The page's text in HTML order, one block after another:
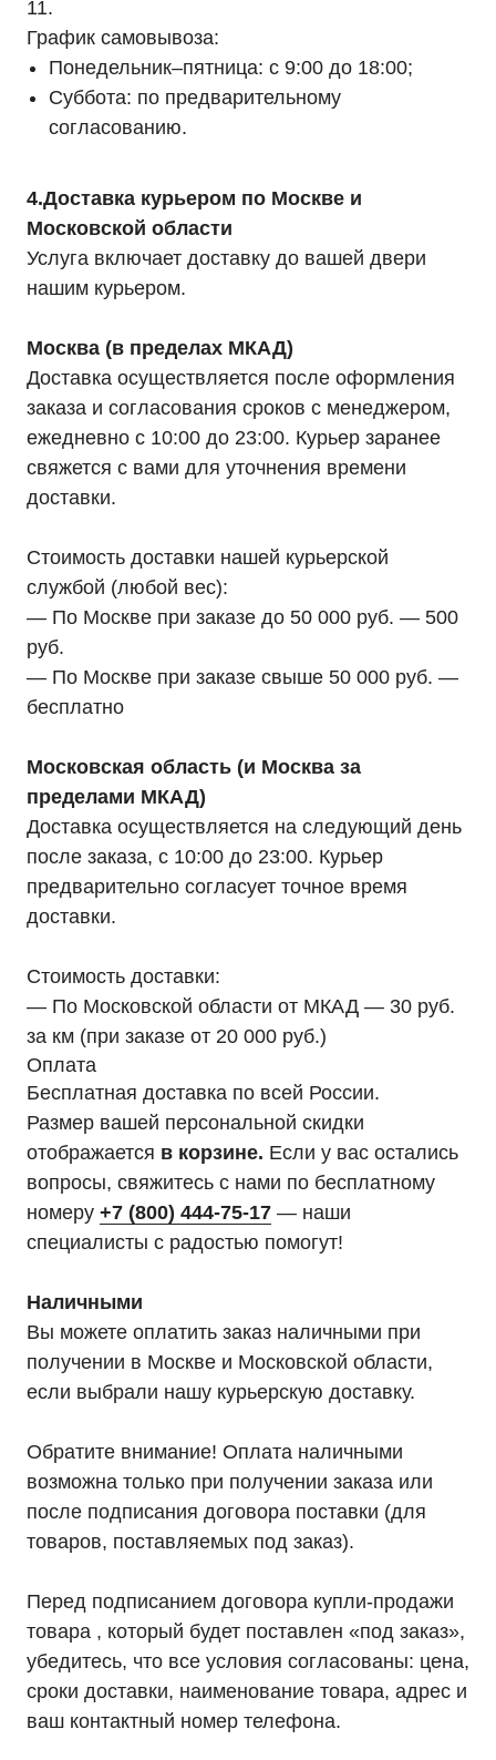
11.
График самовывоза:
Понедельник–пятница: с 9:00 до 18:00;
Суббота: по предварительному
согласованию.
4.Доставка курьером по Москве и
Московской области
Услуга включает доставку до вашей двери
нашим курьером.
Москва (в пределах МКАД)
Доставка осуществляется после оформления
заказа и согласования сроков с менеджером,
ежедневно с 10:00 до 23:00. Курьер заранее
свяжется с вами для уточнения времени
доставки.
Стоимость доставки нашей курьерской
службой (любой вес):
— По Москве при заказе до 50 000 руб. — 500
руб.
— По Москве при заказе свыше 50 000 руб. —
бесплатно
Московская область (и Москва за
пределами МКАД)
Доставка осуществляется на следующий день
после заказа, с 10:00 до 23:00. Курьер
предварительно согласует точное время
доставки.
Стоимость доставки:
— По Московской области от МКАД — 30 руб.
за км (при заказе от 20 000 руб.)
Оплата
Бесплатная доставка по всей России.
Размер вашей персональной скидки
отображается в корзине. Если у вас остались
вопросы, свяжитесь с нами по бесплатному
номеру +7 (800) 444-75-17 — наши
специалисты с радостью помогут!
Наличными
Вы можете оплатить заказ наличными при
получении в Москве и Московской области,
если выбрали нашу курьерскую доставку.
Обратите внимание! Оплата наличными
возможна только при получении заказа или
после подписания договора поставки (для
товаров, поставляемых под заказ).
Перед подписанием договора купли-продажи
товара , который будет поставлен «под заказ»,
убедитесь, что все условия согласованы: цена,
сроки доставки, наименование товара, адрес и
ваш контактный номер телефона.